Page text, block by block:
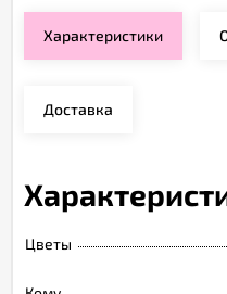
Характеристики
Доставка
Цветы